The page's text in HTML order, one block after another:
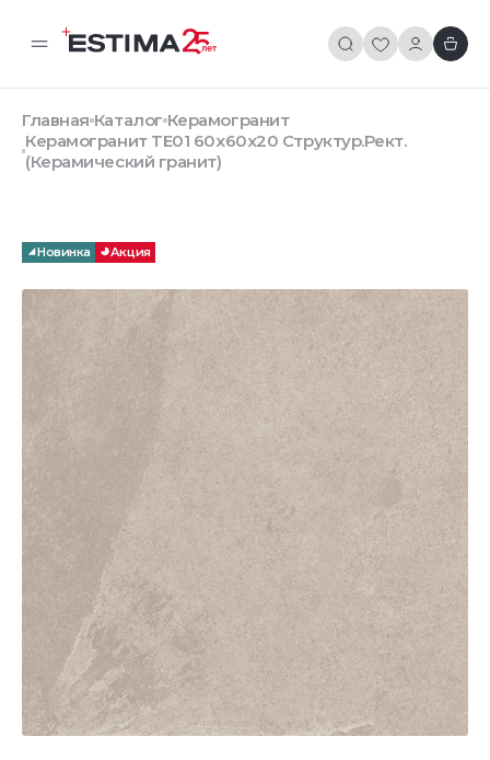
Главная Каталог Керамогранит
Керамогранит TE01 60x60x20 Структур.Рект.
(Керамический гранит)
Новинка Акция